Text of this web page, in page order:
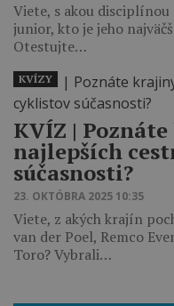
Viete, s akou disciplínou
junior, kto je jeho
Otestujte…
KVÍZ ‎|
najlepších
súčasnosti?
23. OKTÓBRA 2025 10:35
Viete, z akých krajín
van der Poel, Remco
Toro? Vybrali…
KVÍZY